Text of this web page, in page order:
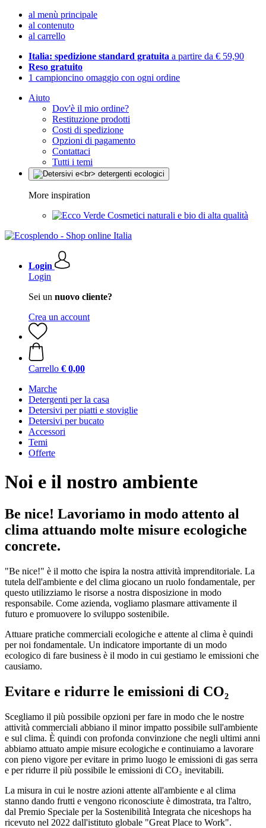
al menù principale
al contenuto
al carrello
Italia: spedizione standard gratuita a partire da € 59,90
Reso gratuito
1 campioncino omaggio con ogni ordine
Aiuto
Dov'è il mio ordine?
Restituzione prodotti
Costi di spedizione
Opzioni di pagamento
Contattaci
Tutti i temi
More inspiration
Cosmetici naturali e bio di alta qualità
Login
Login
Sei un nuovo cliente?
Crea un account
Carrello € 0,00
Marche
Detergenti per la casa
Detersivi per piatti e stoviglie
Detersivi per bucato
Accessori
Temi
Offerte
Noi e il nostro ambiente
Be nice! Lavoriamo in modo attento al
clima attuando molte misure ecologiche
concrete.
"Be nice!" è il motto che ispira la nostra attività imprenditoriale. La
tutela dell'ambiente e del clima giocano un ruolo fondamentale, per
questo utilizziamo le risorse a nostra disposizione in modo
responsabile. Come azienda, vogliamo plasmare attivamente il
futuro e promuovere lo sviluppo sostenibile.
Attuare pratiche commerciali ecologiche e attente al clima è quindi
per noi fondamentale. Un indicatore importante di un modo
ecologico di fare business è il modo in cui gestiamo le emissioni che
causiamo.
Evitare e ridurre le emissioni di CO₂
Scegliamo il più possibile opzioni per fare in modo che le nostre
attività commerciali abbiano il minor impatto possibile sull'ambiente
e sul clima. È quindi con profonda convinzione che negli ultimi anni
abbiamo attuato ampie misure ecologiche e continuiamo a lavorare
con pieno vigore per evitare in primo luogo le emissioni di gas serra
e per ridurre il più possibile le emissioni di CO₂ inevitabili.
La misura in cui le nostre azioni attente all'ambiente e al clima
stanno dando frutti e vengono riconosciute è dimostrata, tra l'altro,
dal Premio Speciale per la Sostenibilità Integrata che niceshops ha
ricevuto nel 2022 dall'istituto globale "Great Place to Work".